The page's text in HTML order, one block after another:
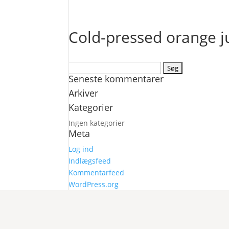
Cold-pressed orange
efter:
Seneste kommentarer
Arkiver
Kategorier
Ingen kategorier
Meta
Log ind
Indlægsfeed
Kommentarfeed
WordPress.org